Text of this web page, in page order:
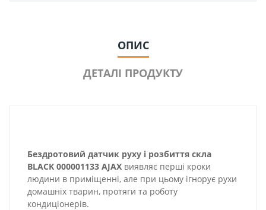
ОПИС
ДЕТАЛІ ПРОДУКТУ
Бездротовий датчик руху і розбиття скла
BLACK 000001133 AJAX виявляє перші кроки
людини в приміщенні, але при цьому ігнорує рухи
домашніх тварин, протяги та роботу
кондиціонерів.